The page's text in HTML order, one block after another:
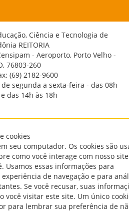
Ciência e Tecnologia de
REITORIA
- Aeroporto, Porto Velho -
76803-260
(69) 2182-9600
segunda a sexta-feira - das 08h
das 14h às 18h
cookies
seu computador. Os cookies são
como você interage com nosso
Usamos essas informações para
de navegação e para
Se você recusar, suas
você visitar este site. Um único
para lembrar sua preferência de